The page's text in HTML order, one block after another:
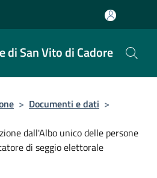
di San Vito di Cadore
> Documenti e dati >
dall'Albo unico delle persone
di seggio elettorale